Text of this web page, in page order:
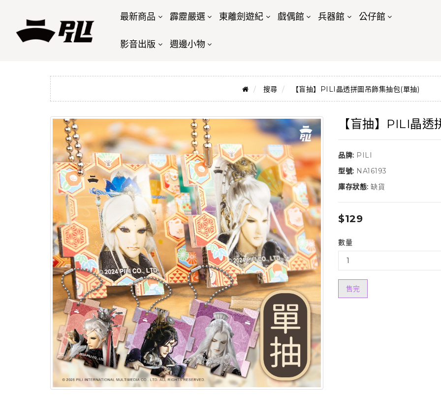
最新商品 霹靂嚴選 東離劍遊紀 戲偶館 兵器館 公仔館
影音出版 週邊小物
搜尋 【盲抽】PILI晶透拼圖吊飾集抽包(單抽)
【盲抽】PILI晶
品牌: PILI
型號: NA16193
庫存狀態: 缺貨
$129
數量
售完